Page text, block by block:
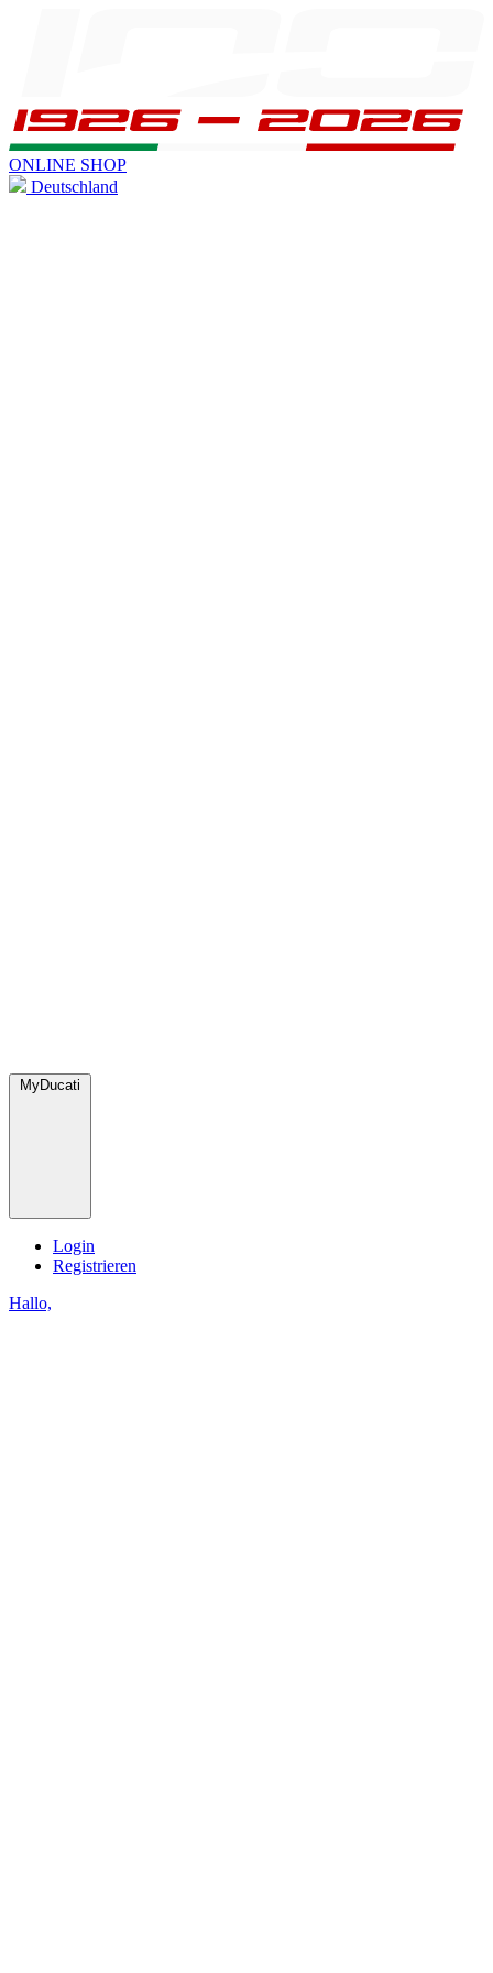
ONLINE SHOP
Deutschland
MyDucati
Login
Registrieren
Hallo,